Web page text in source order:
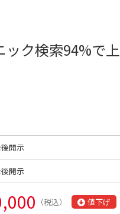
ック検索94%で上
開示
開示
（税込） 値下げ